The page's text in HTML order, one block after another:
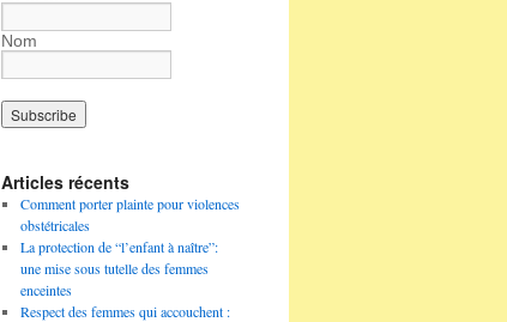
Nom
Articles récents
Comment porter plainte pour violences
obstétricales
La protection de “l’enfant à naître”:
une mise sous tutelle des femmes
enceintes
Respect des femmes qui accouchent :